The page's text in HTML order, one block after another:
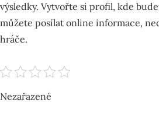
výsledky. Vytvořte si profil, kde
můžete posílat online informace,
hráče.
Nezařazené